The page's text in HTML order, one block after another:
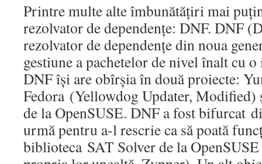
Printre multe alte îmbunătățiri mai
rezolvator de dependențe: DNF. DNF
rezolvator de dependențe din noua
gestiune a pachetelor de nivel înalt cu
DNF își are obîrșia în două proiecte:
Fedora (Yellowdog Updater,
de la OpenSUSE. DNF a fost bifurcat
urmă pentru a-l rescrie ca să poată
biblioteca SAT Solver de la